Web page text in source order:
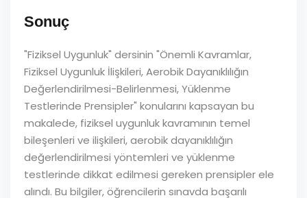
Sonuç
"Fiziksel Uygunluk" dersinin "Önemli Kavramlar,
Fiziksel Uygunluk İlişkileri, Aerobik Dayanıklılığın
Değerlendirilmesi-Belirlenmesi, Yüklenme
Testlerinde Prensipler" konularını kapsayan bu
makalede, fiziksel uygunluk kavramının temel
bileşenleri ve ilişkileri, aerobik dayanıklılığın
değerlendirilmesi yöntemleri ve yüklenme
testlerinde dikkat edilmesi gereken prensipler ele
alındı. Bu bilgiler, öğrencilerin sınavda başarılı